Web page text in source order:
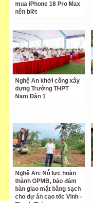
mua iPhone 18 Pro Max
nên biết
Nghệ An khởi công xây
dựng Trường THPT
Nam Đàn 1
Nghệ An: Nỗ lực hoàn
thành GPMB, bảo đảm
bàn giao mặt bằng sạch
cho dự án cao tốc Vinh -